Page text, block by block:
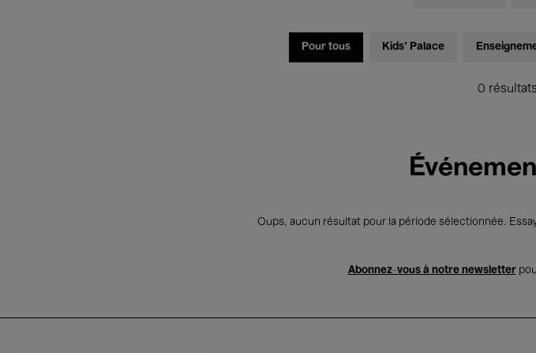
Pour tous Kids’ Palace
0
Oups, aucun résultat pour la période sélectionnée.
Abonnez-vous à notre newsletter